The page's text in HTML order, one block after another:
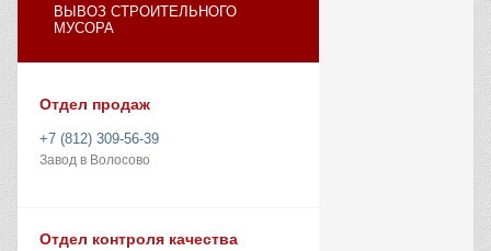
ВЫВОЗ СТРОИТЕЛЬНОГО
МУСОРА
Отдел продаж
+7 (812) 309-56-39
Завод в Волосово
Отдел контроля качества